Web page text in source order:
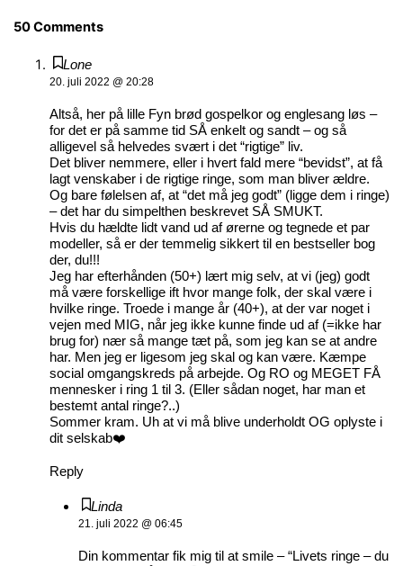
50 Comments
Lone
20. juli 2022 @ 20:28
Altså, her på lille Fyn brød gospelkor og englesang løs –
for det er på samme tid SÅ enkelt og sandt – og så
alligevel så helvedes svært i det “rigtige” liv.
Det bliver nemmere, eller i hvert fald mere “bevidst”, at få
lagt venskaber i de rigtige ringe, som man bliver ældre.
Og bare følelsen af, at “det må jeg godt” (ligge dem i ringe)
– det har du simpelthen beskrevet SÅ SMUKT.
Hvis du hældte lidt vand ud af ørerne og tegnede et par
modeller, så er der temmelig sikkert til en bestseller bog
der, du!!!
Jeg har efterhånden (50+) lært mig selv, at vi (jeg) godt
må være forskellige ift hvor mange folk, der skal være i
hvilke ringe. Troede i mange år (40+), at der var noget i
vejen med MIG, når jeg ikke kunne finde ud af (=ikke har
brug for) nær så mange tæt på, som jeg kan se at andre
har. Men jeg er ligesom jeg skal og kan være. Kæmpe
social omgangskreds på arbejde. Og RO og MEGET FÅ
mennesker i ring 1 til 3. (Eller sådan noget, har man et
bestemt antal ringe?..)
Sommer kram. Uh at vi må blive underholdt OG oplyste i
dit selskab❤️
Reply
Linda
21. juli 2022 @ 06:45
Din kommentar fik mig til at smile – “Livets ringe – du